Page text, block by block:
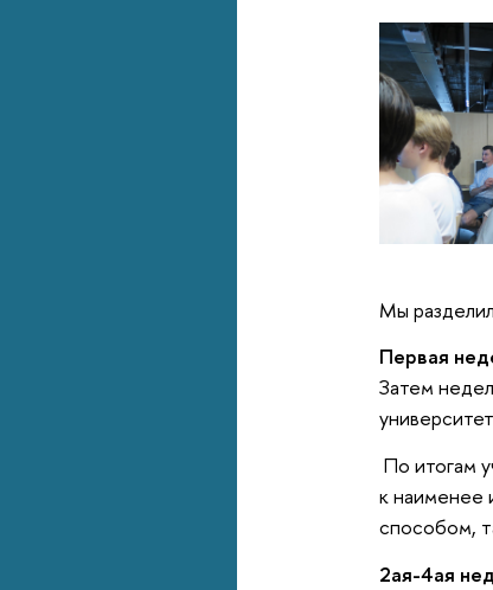
Мы
Первая
Затем
По итогам
к наименее
способом,
2ая-4ая